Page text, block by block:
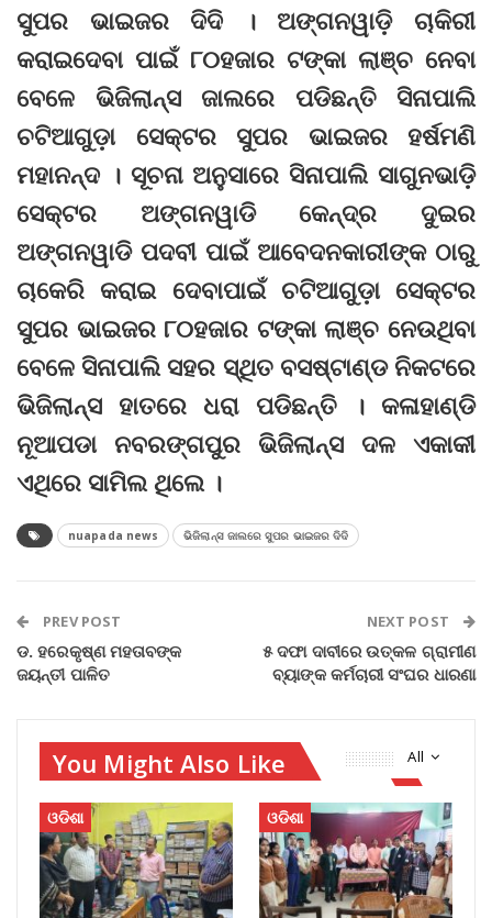
ସୁପର ଭାଇଜର ଦିଦି । ଅଙ୍ଗନୱାଡ଼ି ଚାକିରୀ
କରାଇଦେବା ପାଇଁ ୮୦ହଜାର ଟଙ୍କା ଲାଞ୍ଚ ନେବା
ବେଳେ ଭିଜିଲାନ୍ସ ଜାଲରେ ପଡିଛନ୍ତି ସିନାପାଲି
ଚଟିଆଗୁଡ଼ା ସେକ୍ଟର ସୁପର ଭାଇଜର ହର୍ଷମଣି
ମହାନନ୍ଦ । ସୂଚନା ଅନୁସାରେ ସିନାପାଲି ସାଗୁନଭାଡ଼ି
ସେକ୍ଟର ଅଙ୍ଗନୱାଡି କେନ୍ଦ୍ର ଦୁଇର
ଅଙ୍ଗନୱାଡି ପଦବୀ ପାଇଁ ଆବେଦନକାରୀଙ୍କ ଠାରୁ
ଚାକେରି କରାଇ ଦେବାପାଇଁ ଚଟିଆଗୁଡ଼ା ସେକ୍ଟର
ସୁପର ଭାଇଜର ୮୦ହଜାର ଟଙ୍କା ଲାଞ୍ଚ ନେଉଥିବା
ବେଳେ ସିନାପାଲି ସହର ସ୍ଥିତ ବସଷ୍ଟାଣ୍ଡ ନିକଟରେ
ଭିଜିଲାନ୍ସ ହାତରେ ଧରା ପଡିଛନ୍ତି । କଳାହାଣ୍ଡି
ନୂଆପଡା ନବରଙ୍ଗପୁର ଭିଜିଲାନ୍ସ ଦଳ ଏକାକୀ
ଏଥିରେ ସାମିଲ ଥିଲେ ।
nuapada news ଭିଜିଲାନ୍ସ ଜାଲରେ ସୁପର ଭାଇଜର ଦିଦି
PREV POST
ଡ. ହରେକୃଷ୍ଣ ମହତାବଙ୍କ
ଜୟନ୍ତୀ ପାଳିତ
NEXT POST
୫ ଦଫା ଦାବୀରେ ଉତ୍କଳ ଗ୍ରାମୀଣ
ବ୍ୟାଙ୍କ କର୍ମଚାରୀ ସଂଘର ଧାରଣା
All
You Might Also Like
ଓଡିଶା ଓଡିଶା